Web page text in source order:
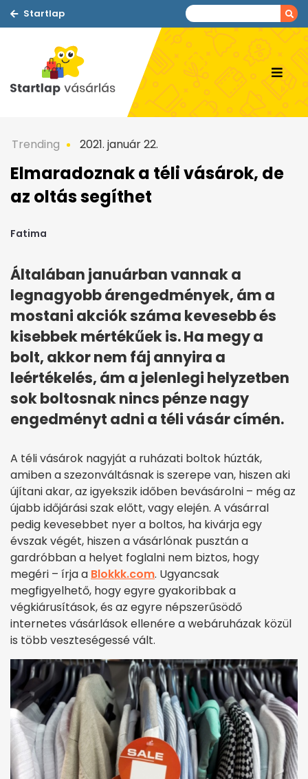
Startlap
Trending 2021. január 22.
Elmaradoznak a téli vásárok, de
az oltás segíthet
Fatima
Általában januárban vannak a
legnagyobb árengedmények, ám a
mostani akciók száma kevesebb és
kisebbek mértékűek is. Ha megy a
bolt, akkor nem fáj annyira a
leértékelés, ám a jelenlegi helyzetben
sok boltosnak nincs pénze nagy
engedményt adni a téli vásár címén.
A téli vásárok nagyját a ruházati boltok húzták,
amiben a szezonváltásnak is szerepe van, hiszen aki
újítani akar, az igyekszik időben bevásárolni – még az
újabb időjárási szak előtt, vagy elején. A vásárral
pedig kevesebbet nyer a boltos, ha kivárja egy
évszak végét, hiszen a vásárlónak pusztán a
gardróbban a helyet foglalni nem biztos, hogy
megéri – írja a Blokkk.com. Ugyancsak
megfigyelhető, hogy egyre gyakoribbak a
végkiárusítások, és az egyre népszerűsödő
internetes vásárlások ellenére a webáruházak közül
is több veszteségessé vált.